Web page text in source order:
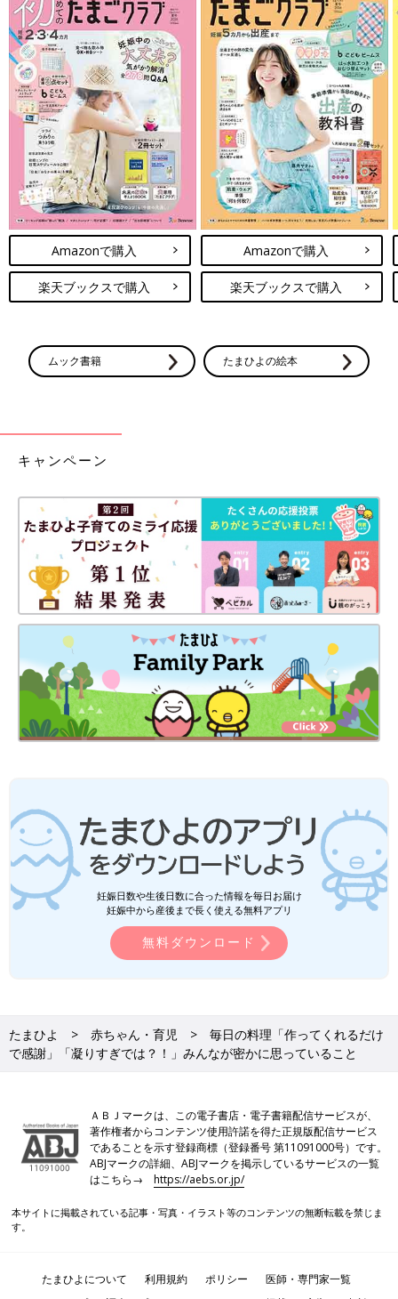
『アナウンサー西靖の育休日記』
あなたの子育てエピソードを大募集！
自分自身のこと、子育てでよかったこと、ママ友との関係、家族
やパートナーに対する感謝や不満など大きな声では言うほどでは
ないけど、ちょっと誰かに言いたい育児にまつわるさまざなエピ
ソードを募集します。
お寄せいただいた声はたまひよの記事として公開される予定です
（すべての投稿が掲載されるわけではございません。予めご了承
ください）。
※投稿規約を必ずお読みの上、ご記入ください。
子育てエピソードを投稿する
Amazonで購入
楽天ブックスで購入
Amazonで購入
楽天ブックスで購入
ムック書籍 たまひよの絵本
キャンペーン
妊娠日数や生後日数に合った情報を毎日お届け
妊娠中から産後まで長く使える無料アプリ
無料ダウンロード
たまひよ 赤ちゃん・育児
毎日の料理「作ってくれるだけ
で感謝」「凝りすぎでは？！」みんなが密かに思っていること
ＡＢＪマークは、この電子書店・電子書籍配信サービスが、
著作権者からコンテンツ使用許諾を得た正規版配信サービス
であることを示す登録商標（登録番号 第11091000号）です。
ABJマークの詳細、ABJマークを掲示しているサービスの一覧
はこちら→https://aebs.or.jp/
本サイトに掲載されている記事・写真・イラスト等のコンテンツの無断転載を禁じま
す。
たまひよについて 利用規約 ポリシー
医師・専門家一覧